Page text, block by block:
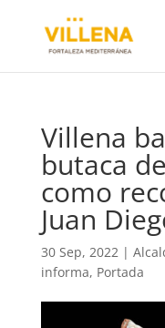
Villena
butaca
como
Juan
30 Sep, 2022|
informa, Portada